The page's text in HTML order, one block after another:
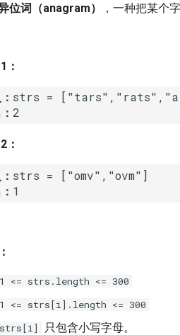
位词（anagram） ，一种把某个
：
：
1 <= strs.length <= 300
1 <= strs[i].length <= 300
strs[i]
只包含小写字母。